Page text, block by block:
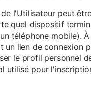
l'Utilisateur peut
quel dispositif
téléphone mobile).
un lien de connexion
le profil personnel
utilisé pour